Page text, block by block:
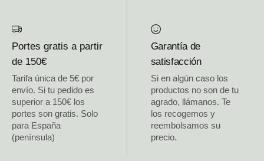
Portes gratis a partir
de 150€
Tarifa única de 5€ por
envío. Si tu pedido es
superior a 150€ los
portes son gratis. Solo
para España
(península)
Garantía de
satisfacción
Si en algún caso los
productos no son de tu
agrado, llámanos. Te
los recogemos y
reembolsamos su
precio.